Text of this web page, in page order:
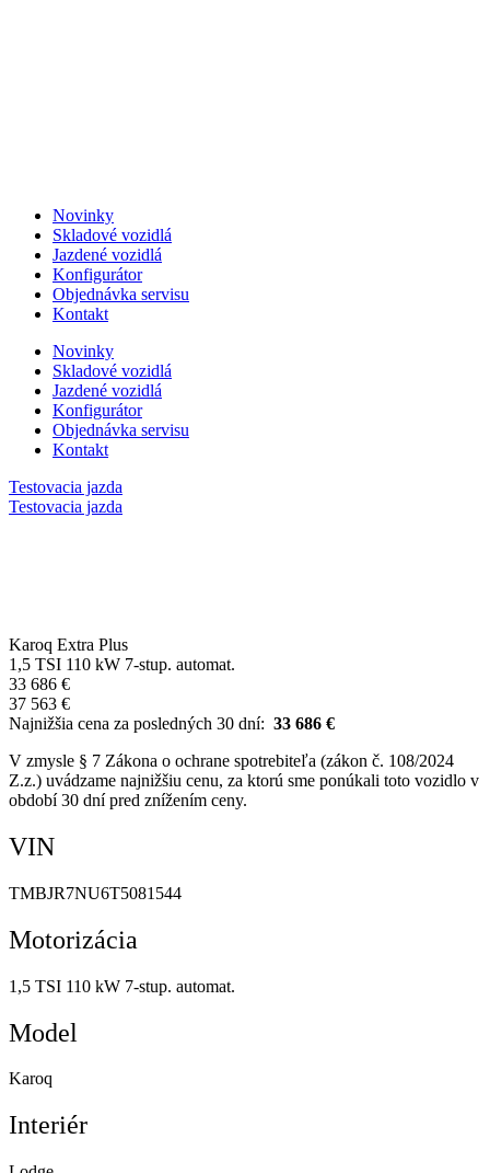
Novinky
Skladové vozidlá
Jazdené vozidlá
Konfigurátor
Objednávka servisu
Kontakt
Novinky
Skladové vozidlá
Jazdené vozidlá
Konfigurátor
Objednávka servisu
Kontakt
Testovacia jazda
Testovacia jazda
Karoq Extra Plus
1,5 TSI 110 kW 7-stup. automat.
33 686 €
37 563 €
Najnižšia cena za posledných 30 dní: 33 686 €
V zmysle § 7 Zákona o ochrane spotrebiteľa (zákon č. 108/2024
Z.z.) uvádzame najnižšiu cenu, za ktorú sme ponúkali toto vozidlo v
období 30 dní pred znížením ceny.
VIN
TMBJR7NU6T5081544
Motorizácia
1,5 TSI 110 kW 7-stup. automat.
Model
Karoq
Interiér